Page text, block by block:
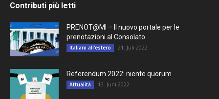
Contributi più letti
PRENOT@MI – Il nuovo portale per le
prenotazioni al Consolato
Italiani all'estero 21. Juli 2022
Referendum 2022: niente quorum
Attualità 13. Juni 2022